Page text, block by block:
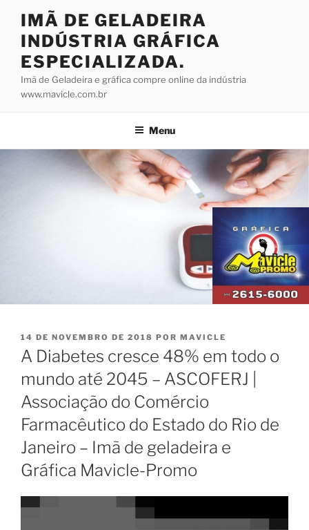
conteúdo
IMÃ DE GELADEIRA
INDÚSTRIA GRÁFICA
ESPECIALIZADA.
Imã de Geladeira e gráfica compre online da indústria
www.mavicle.com.br
Menu
PUBLICADO
EM
14 DE NOVEMBRO DE 2018 POR MAVICLE
A Diabetes cresce 48% em todo o
mundo até 2045 – ASCOFERJ |
Associação do Comércio
Farmacêutico do Estado do Rio de
Janeiro – Imã de geladeira e
Gráfica Mavicle-Promo